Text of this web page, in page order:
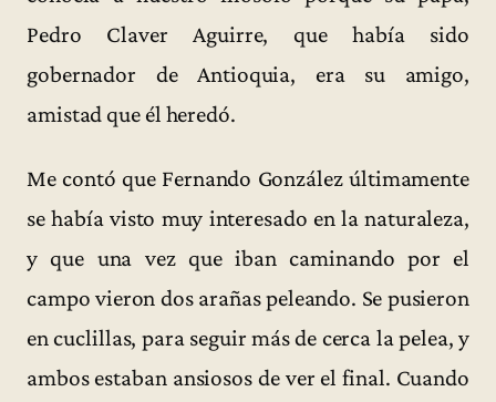
Pedro Claver Aguirre, que había sido
gobernador de Antioquia, era su amigo,
amistad que él heredó.
Me contó que Fernando González últimamente
se había visto muy interesado en la naturaleza,
y que una vez que iban caminando por el
campo vieron dos arañas peleando. Se pusieron
en cuclillas, para seguir más de cerca la pelea, y
ambos estaban ansiosos de ver el final. Cuando